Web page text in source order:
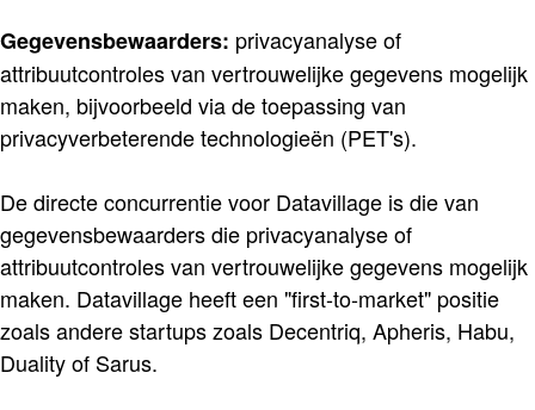
Gegevensbewaarders: privacyanalyse of
attribuutcontroles van vertrouwelijke gegevens mogelijk
maken, bijvoorbeeld via de toepassing van
privacyverbeterende technologieën (PET's).
De directe concurrentie voor Datavillage is die van
gegevensbewaarders die privacyanalyse of
attribuutcontroles van vertrouwelijke gegevens mogelijk
maken. Datavillage heeft een "first-to-market" positie
zoals andere startups zoals Decentriq, Apheris, Habu,
Duality of Sarus.